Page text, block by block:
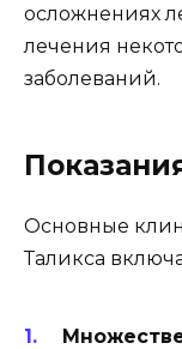
осложнениях
лечения
заболеваний.
Основные
Таликса